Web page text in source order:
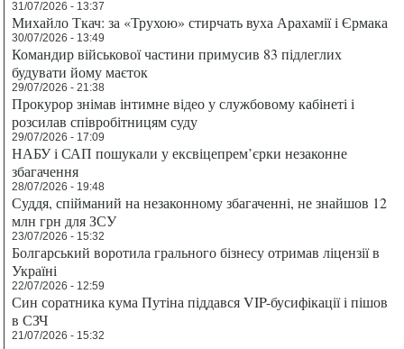
31/07/2026 - 13:37
Михайло Ткач: за «Трухою» стирчать вуха Арахамії і Єрмака
30/07/2026 - 13:49
Командир військової частини примусив 83 підлеглих
будувати йому маєток
29/07/2026 - 21:38
Прокурор знімав інтимне відео у службовому кабінеті і
розсилав співробітницям суду
29/07/2026 - 17:09
НАБУ і САП пошукали у ексвіцепрем’єрки незаконне
збагачення
28/07/2026 - 19:48
Суддя, спійманий на незаконному збагаченні, не знайшов 12
млн грн для ЗСУ
23/07/2026 - 15:32
Болгарський воротила грального бізнесу отримав ліцензії в
Україні
22/07/2026 - 12:59
Син соратника кума Путіна піддався VIP-бусифікації і пішов
в СЗЧ
21/07/2026 - 15:32